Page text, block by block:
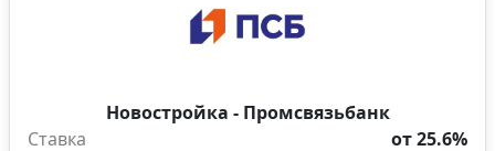
Новостройка - Промсвязьбанк
Ставка
от 25.6%